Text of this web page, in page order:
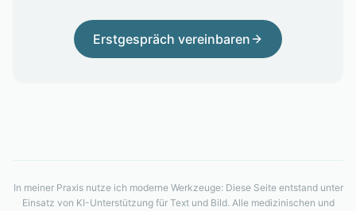
Erstgespräch vereinbaren
In meiner Praxis nutze ich moderne Werkzeuge: Diese Seite entstand unter
Einsatz von KI-Unterstützung für Text und Bild. Alle medizinischen und